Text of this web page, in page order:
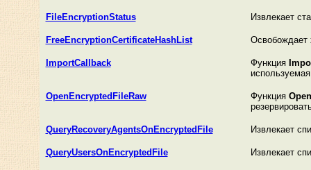
FileEncryptionStatus Извлекает
FreeEncryptionCertificateHashList Освобождает
ImportCallback Функция
OpenEncryptedFileRaw Функция
QueryRecoveryAgentsOnEncryptedFile Извлекает
QueryUsersOnEncryptedFile Извлекает